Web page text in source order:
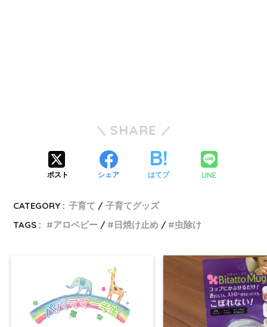
SHARE
ポスト シェア はてブ LINE
CATEGORY : 子育て
子育てグッズ
TAGS :
アロベビー 日焼け止め 虫除け